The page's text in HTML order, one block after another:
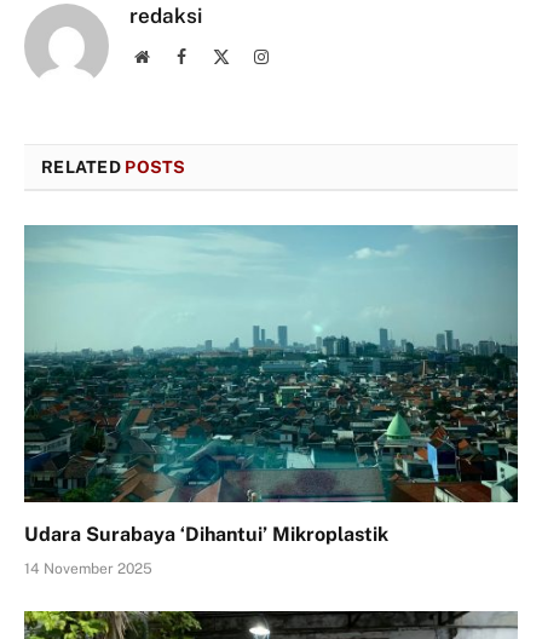
redaksi
WebsiteFacebook Instagram
RELATED POSTS
Udara Surabaya ‘Dihantui’ Mikroplastik
14 November 2025